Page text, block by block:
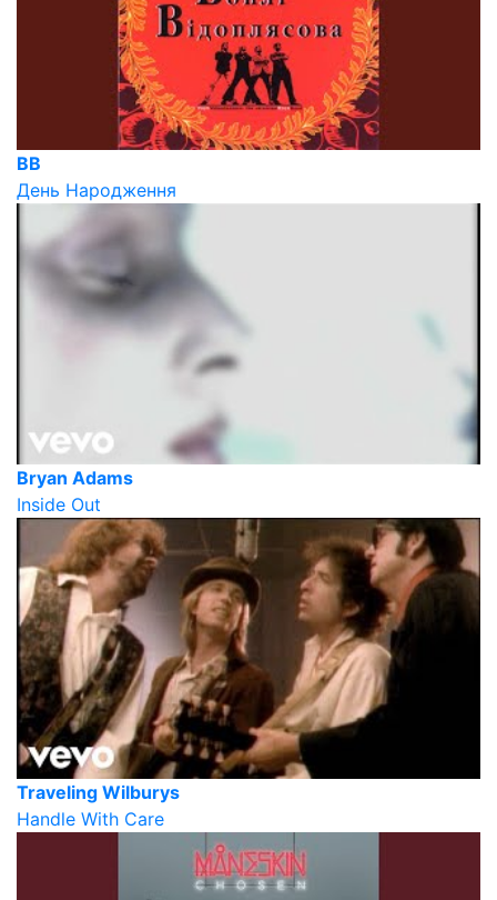
ВВ
День Народження
Bryan Adams
Inside Out
Traveling Wilburys
Handle With Care